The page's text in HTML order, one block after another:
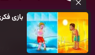
بازی
حفظ چیزهایی که ارزش ماندن
دعای نجات از گرفتاری، غم و
بخوانید
کلیه حقوق مادی و معنوی
می‌باشد و هر گونه